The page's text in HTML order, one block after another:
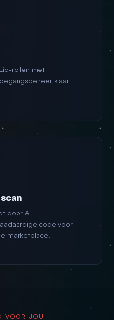
rollen met
klaar
door AI
code voor
marketplace.
VOOR JOU